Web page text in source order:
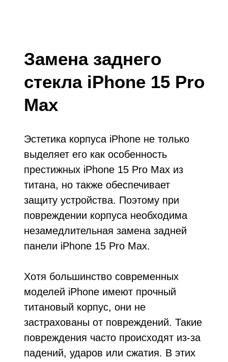
Замена заднего
стекла iPhone 15 Pro
Max
Эстетика корпуса iPhone не только
выделяет его как особенность
престижных iPhone 15 Pro Max из
титана, но также обеспечивает
защиту устройства. Поэтому при
повреждении корпуса необходима
незамедлительная замена задней
панели iPhone 15 Pro Max.
Хотя большинство современных
моделей iPhone имеют прочный
титановый корпус, они не
застрахованы от повреждений. Такие
повреждения часто происходят из-за
падений, ударов или сжатия. В этих